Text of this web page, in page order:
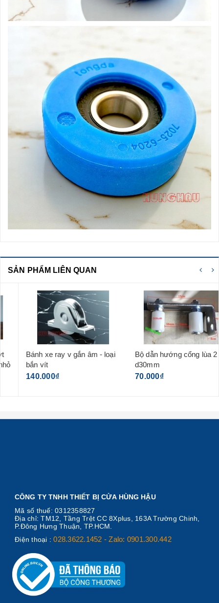
SẢN PHẨM LIÊN QUAN
Bánh xe ray v gắn âm - loại
bắn vít
140.000₫
Bộ dẫn hướng cổng lùa 2 lăn
d30mm
70.000₫
CÔNG TY TNHH THIẾT BỊ CỬA HÙNG HẬU
Mã số thuế: 0312358827
Địa chỉ: TM12, Tầng Trệt CC 8Xplus, 163A Trường Chinh,
P.Đông Hưng Thuận, TP.HCM.
Điện thoại :028.3622.1452 - Zalo: 0901.300.442